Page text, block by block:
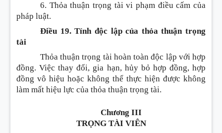
6. Thỏa thuận trọng tài vi phạm điều cấm của
pháp luật.
Điều 19. Tính độc lập của thỏa thuận trọng
tài
Thỏa thuận trọng tài hoàn toàn độc lập với hợp
đồng. Việc thay đổi, gia hạn, hủy bỏ hợp đồng, hợp
đồng vô hiệu hoặc không thể thực hiện được không
làm mất hiệu lực của thỏa thuận trọng tài.
Chương III
TRỌNG TÀI VIÊN